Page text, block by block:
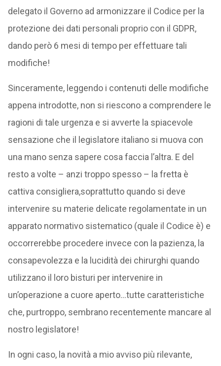
delegato il Governo ad armonizzare il Codice per la
protezione dei dati personali proprio con il GDPR,
dando però 6 mesi di tempo per effettuare tali
modifiche!
Sinceramente, leggendo i contenuti delle modifiche
appena introdotte, non si riescono a comprendere le
ragioni di tale urgenza e si avverte la spiacevole
sensazione che il legislatore italiano si muova con
una mano senza sapere cosa faccia l’altra. E del
resto a volte – anzi troppo spesso – la fretta è
cattiva consigliera,soprattutto quando si deve
intervenire su materie delicate regolamentate in un
apparato normativo sistematico (quale il Codice è) e
occorrerebbe procedere invece con la pazienza, la
consapevolezza e la lucidità dei chirurghi quando
utilizzano il loro bisturi per intervenire in
un’operazione a cuore aperto…tutte caratteristiche
che, purtroppo, sembrano recentemente mancare al
nostro legislatore!
In ogni caso, la novità a mio avviso più rilevante,